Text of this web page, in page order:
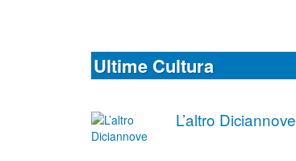
Ultime Cultura
L’altro Diciannove